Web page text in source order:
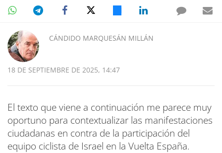
CÁNDIDO MARQUESÁN MILLÁN
18 DE SEPTIEMBRE DE 2025, 14:47
El texto que viene a continuación me parece muy
oportuno para contextualizar las manifestaciones
ciudadanas en contra de la participación del
equipo ciclista de Israel en la Vuelta España.